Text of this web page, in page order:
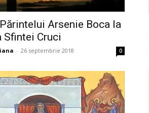
Arsenie Boca la
Sfintei Cruci
- 26 septembrie 2018 0